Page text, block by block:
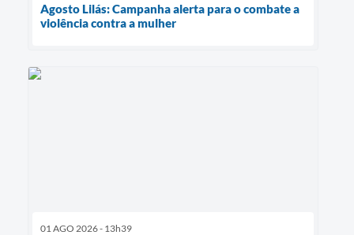
Agosto Lilás: Campanha alerta para o combate a
violência contra a mulher
01 AGO 2026 - 13h39